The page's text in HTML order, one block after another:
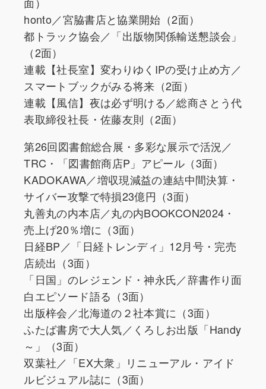
honto／宮脇書店と協業開始（2面）
都トラック協会／「出版物関係輸送懇談会」
（2面）
連載【社長室】変わりゆくIPの受け止め方／
スマートブックがみる将来（2面）
連載【風信】夜は必ず明ける／総商さとう代
表取締役社長・佐藤友則（2面）
第26回図書館総合展・多彩な展示で活況／
TRC・「図書館商店P」アピール（3面）
KADOKAWA／増収現減益の連結中間決算・
サイバー攻撃で特損23億円（3面）
丸善丸の内本店／丸の内BOOKCON2024・
売上げ20％増に（3面）
日経BP／「日経トレンディ」12月号・完売
店続出（3面）
「日国」のレジェンド・神永氏／辞書作り面
白エピソード語る（3面）
出版梓会／北海道の２社本賞に（3面）
ふたば書房で大人気／くろしお出版「Handy
～」（3面）
双葉社／「EX大衆」リニューアル・アイド
ルビジュアル誌に（3面）